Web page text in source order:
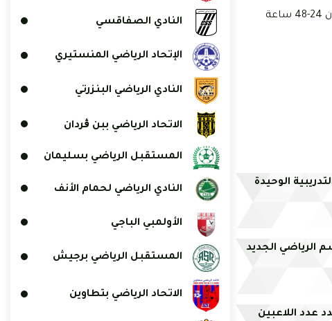
وفي بيان رسمي اكد نادي باب جديد انه لكل مشجع الحق في اقتناء 5 تذاكر على اقصى تقدير على ان تصل التذاكر الى صاحبها في غضون 24-48 ساعة
الوحيدة
الرياضي الجديد
عدد اللاعبين
النادي الصفاقسي
الإتحاد الرياضي المنستيري
النادي الرياضي البنزرتي
الاتحاد الرياضي ببن ڨردان
المستقبل الرياضي بسليمان
النادي الرياضي لحمام الأنف
الأولمبي الباجي
المستقبل الرياضي برجيش
الاتحاد الرياضي بتطاوين